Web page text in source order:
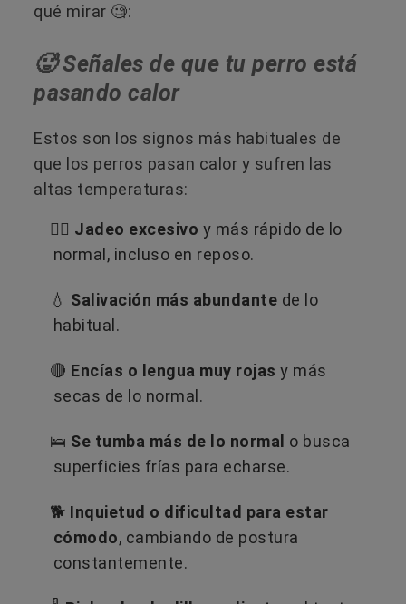
qué mirar 🧐:
🥵​ Señales de que tu perro está
pasando calor
Estos son los signos más habituales de
que los perros pasan calor y sufren las
altas temperaturas:
😮‍💨 Jadeo excesivo y más rápido de lo
normal, incluso en reposo.
💧 Salivación más abundante de lo
habitual.
🔴 Encías o lengua muy rojas y más
secas de lo normal.
🛌 Se tumba más de lo normal o busca
superficies frías para echarse.
🐕​ Inquietud o dificultad para estar
cómodo, cambiando de postura
constantemente.